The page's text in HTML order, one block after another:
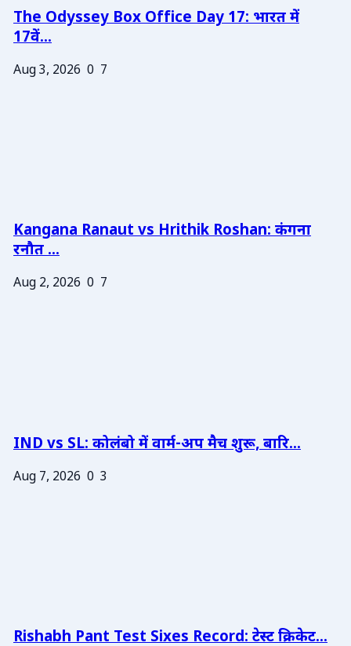
The Odyssey Box Office Day 17: भारत में
17वें...
Aug 3, 2026 0 7
Kangana Ranaut vs Hrithik Roshan: कंगना
रनौत ...
Aug 2, 2026 0 7
IND vs SL: कोलंबो में वार्म-अप मैच शुरू, बारि...
Aug 7, 2026 0 3
Rishabh Pant Test Sixes Record: टेस्ट क्रिकेट...